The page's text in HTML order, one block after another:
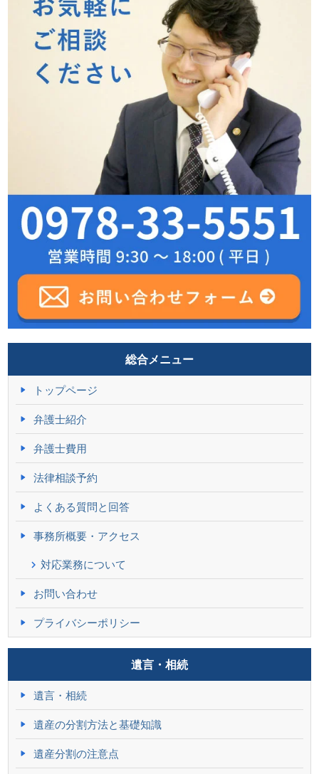
総合メニュー
トップページ
弁護士紹介
弁護士費用
法律相談予約
よくある質問と回答
事務所概要・アクセス
対応業務について
お問い合わせ
プライバシーポリシー
遺言・相続
遺言・相続
遺産の分割方法と基礎知識
遺産分割の注意点